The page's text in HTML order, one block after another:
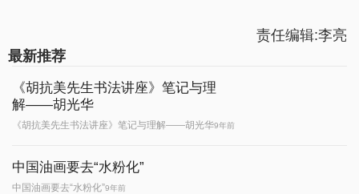
责任编辑:李亮
最新推荐
《胡抗美先生书法讲座》笔记与理
解——胡光华
《胡抗美先生书法讲座》笔记与理解——胡光华9年前
中国油画要去“水粉化”
中国油画要去“水粉化”9年前